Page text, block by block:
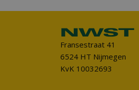
Fransestraat 41
6524 HT Nijmegen
KvK 10032693